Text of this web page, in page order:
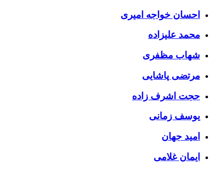
احسان خواجه امیری
محمد علیزاده
شهاب مظفری
مرتضی پاشایی
حجت اشرف زاده
یوسف زمانی
امید جهان
ایمان غلامی